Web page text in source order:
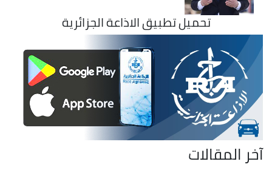
تحميل تطبيق الاذاعة الجزائرية